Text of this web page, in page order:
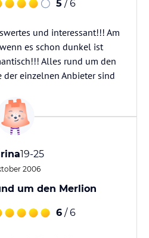
5 / 6
und interessant!!! Am
es schon dunkel ist
Alles rund um den
der einzelnen Anbieter sind
19-25
2006
um den Merlion
6 / 6